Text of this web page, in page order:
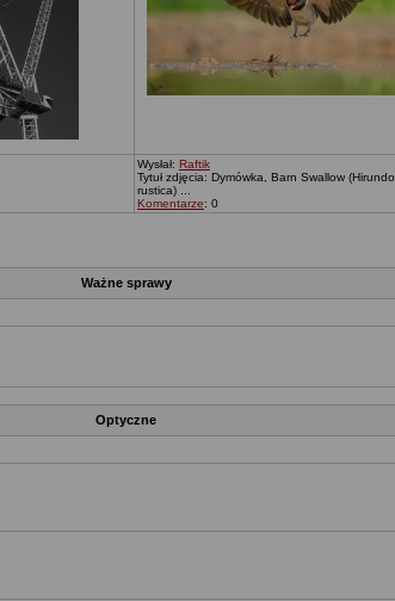
Wysłał: Raftik
Tytuł zdjęcia: Dymówka, Barn Swallow (Hirundo
rustica) ...
Komentarze: 0
Ważne sprawy
Optyczne